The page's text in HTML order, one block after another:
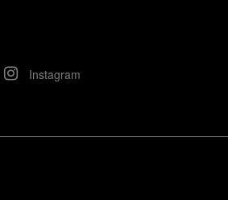
Instagram